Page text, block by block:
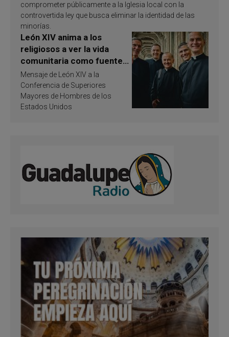
comprometer públicamente a la Iglesia local con la
controvertida ley que busca eliminar la identidad de las
minorías.
León XIV anima a los
religiosos a ver la vida
comunitaria como fuente
de inspiración y
santificación
Mensaje de León XIV a la
Conferencia de Superiores
Mayores de Hombres de los
Estados Unidos